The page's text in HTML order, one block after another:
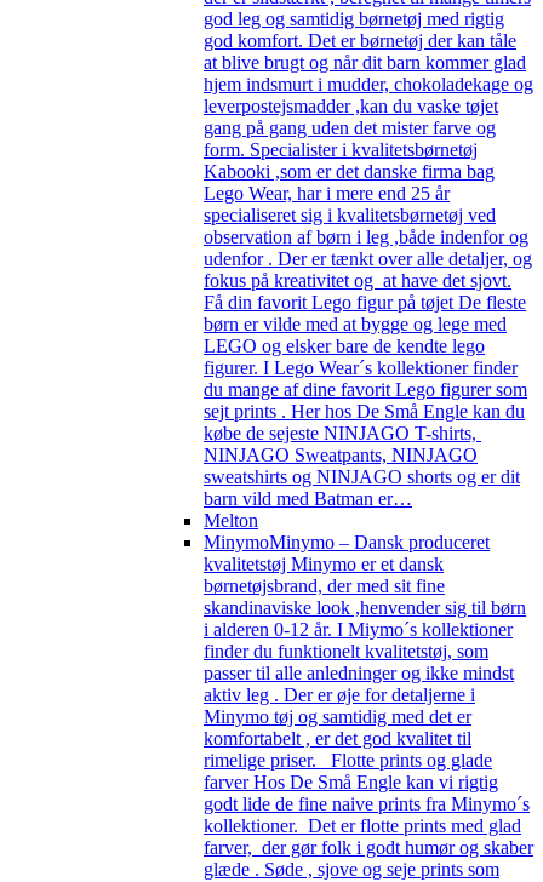
god leg og samtidig børnetøj med rigtig
god komfort. Det er børnetøj der kan tåle
at blive brugt og når dit barn kommer glad
hjem indsmurt i mudder, chokoladekage og
leverpostejsmadder ,kan du vaske tøjet
gang på gang uden det mister farve og
form. Specialister i kvalitetsbørnetøj
Kabooki ,som er det danske firma bag
Lego Wear, har i mere end 25 år
specialiseret sig i kvalitetsbørnetøj ved
observation af børn i leg ,både indenfor og
udenfor . Der er tænkt over alle detaljer, og
fokus på kreativitet og at have det sjovt.
Få din favorit Lego figur på tøjet De fleste
børn er vilde med at bygge og lege med
LEGO og elsker bare de kendte lego
figurer. I Lego Wear´s kollektioner finder
du mange af dine favorit Lego figurer som
sejt prints . Her hos De Små Engle kan du
købe de sejeste NINJAGO T-shirts,
NINJAGO Sweatpants, NINJAGO
sweatshirts og NINJAGO shorts og er dit
barn vild med Batman er…
Melton
MinymoMinymo – Dansk produceret
kvalitetstøj Minymo er et dansk
børnetøjsbrand, der med sit fine
skandinaviske look ,henvender sig til børn
i alderen 0-12 år. I Miymo´s kollektioner
finder du funktionelt kvalitetstøj, som
passer til alle anledninger og ikke mindst
aktiv leg . Der er øje for detaljerne i
Minymo tøj og samtidig med det er
komfortabelt , er det god kvalitet til
rimelige priser. Flotte prints og glade
farver Hos De Små Engle kan vi rigtig
godt lide de fine naive prints fra Minymo´s
kollektioner. Det er flotte prints med glad
farver, der gør folk i godt humør og skaber
glæde . Søde , sjove og seje prints som